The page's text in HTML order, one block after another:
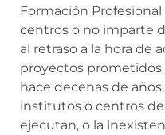
Formación
centros o no imparte
al retraso a la hora de
proyectos
hace decenas de
institutos o centros
ejecutan, o la